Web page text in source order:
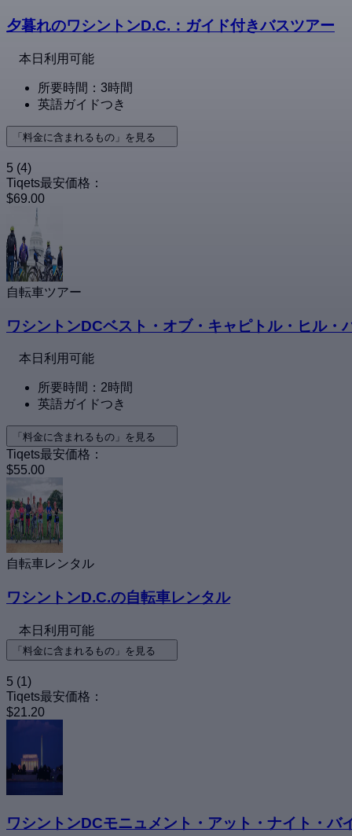
夕暮れのワシントンD.C.：ガイド付きバスツアー
本日利用可能
所要時間：3時間
英語ガイドつき
「料金に含まれるもの」を見る
5 (4)
Tiqets最安価格：
$69.00
自転車ツアー
ワシントンDCベスト・オブ・キャピトル・ヒル・
本日利用可能
所要時間：2時間
英語ガイドつき
「料金に含まれるもの」を見る
Tiqets最安価格：
$55.00
自転車レンタル
ワシントンD.C.の自転車レンタル
本日利用可能
「料金に含まれるもの」を見る
5 (1)
Tiqets最安価格：
$21.20
ワシントンDCモニュメント・アット・ナイト・バ